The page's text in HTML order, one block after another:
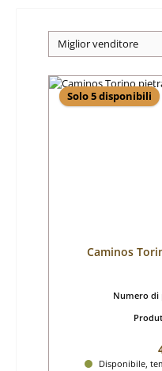
Solo 5 disponibili
Caminos
Numero
Disponibile,